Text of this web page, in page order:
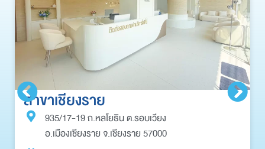
สาขาเชียงราย
935/17-19 ถ.หลโยธิน ต.รอบเวียง
อ.เมืองเชียงราย จ.เชียงราย 57000